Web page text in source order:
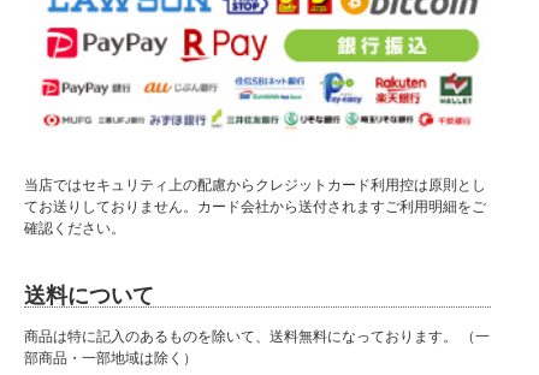
当店ではセキュリティ上の配慮からクレジットカード利用控は原則とし
てお送りしておりません。カード会社から送付されますご利用明細をご
確認ください。
送料について
商品は特に記入のあるものを除いて、送料無料になっております。 （一
部商品・一部地域は除く）